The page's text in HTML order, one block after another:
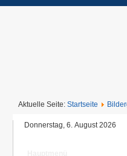
Aktuelle Seite: Startseite
Donnerstag, 6. August 2026